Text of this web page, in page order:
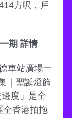
方呎，戶
期 詳情
車站廣場一
｜聖誕燈飾
邊度」是全
全香港拍拖